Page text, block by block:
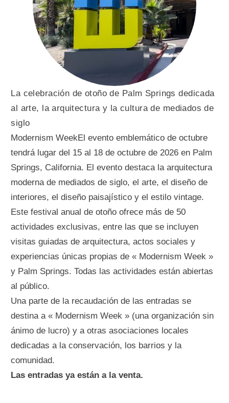
La celebración de otoño de Palm Springs dedicada
al arte, la arquitectura y la cultura de mediados de
siglo
Modernism WeekEl evento emblemático de octubre
tendrá lugar del 15 al 18 de octubre de 2026 en Palm
Springs, California. El evento destaca la arquitectura
moderna de mediados de siglo, el arte, el diseño de
interiores, el diseño paisajístico y el estilo vintage.
Este festival anual de otoño ofrece más de 50
actividades exclusivas, entre las que se incluyen
visitas guiadas de arquitectura, actos sociales y
experiencias únicas propias de « Modernism Week »
y Palm Springs. Todas las actividades están abiertas
al público.
Una parte de la recaudación de las entradas se
destina a « Modernism Week » (una organización sin
ánimo de lucro) y a otras asociaciones locales
dedicadas a la conservación, los barrios y la
comunidad.
Las entradas ya están a la venta.